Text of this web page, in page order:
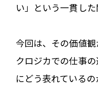
い」という一貫した
今回は、その価値観
クロジカでの仕事
にどう表れているの